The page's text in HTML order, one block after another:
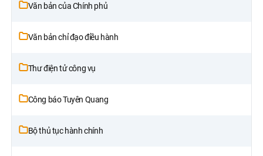
Văn bản của Chính phủ
Văn bản chỉ đạo điều hành
Thư điện tử công vụ
Công báo Tuyên Quang
Bộ thủ tục hành chính